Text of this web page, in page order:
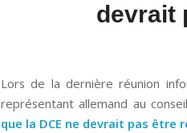
devrait
Lors de la dernière réunion
représentant allemand au
que la DCE ne devrait pas être